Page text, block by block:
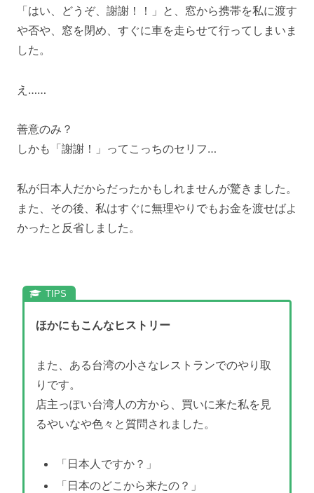
「はい、どうぞ、謝謝！！」と、 窓から携帯を私に渡す
や否や、窓を閉め、すぐに車を走らせて行ってしまいま
した。
え……
善意のみ？
しかも「謝謝！
」ってこっちのセリフ…
私が日本人だからだったかもしれませんが驚きました。
また、その後、私はすぐに無理やりでもお金を渡せばよ
かったと反省しました。
ほかにもこんなヒストリー
また、ある台湾の小さなレストランでのやり取
りです。
店主っぽい台湾人の方から、買いに来た私を見
るやいなや色々と質問されました。
「日本人ですか？」
「日本のどこから来たの？」